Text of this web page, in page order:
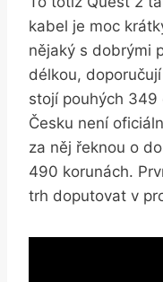
kabel je moc
nějaký s dobrými
délkou,
stojí pouhých 349
Česku není
za něj řeknou o
490 korunách.
trh doputovat v